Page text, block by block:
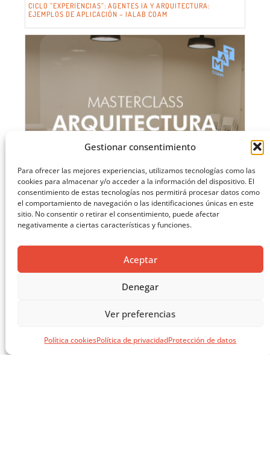
Gestionar consentimiento
Para ofrecer las mejores experiencias, utilizamos tecnologías como las
cookies para almacenar y/o acceder a la información del dispositivo. El
consentimiento de estas tecnologías nos permitirá procesar datos como
el comportamiento de navegación o las identificaciones únicas en este
sitio. No consentir o retirar el consentimiento, puede afectar
negativamente a ciertas características y funciones.
Aceptar
Denegar
Ver preferencias
Política cookiesPolítica de privacidadProtección de datos
CICLO “EXPERIENCIAS”: AGENTES IA Y ARQUITECTURA:
EJEMPLOS DE APLICACIÓN – IALAB COAM
MASTERCLASS: ARQUITECTURA PARA EL APRENDIZAJE
CARGAR MÁS ...